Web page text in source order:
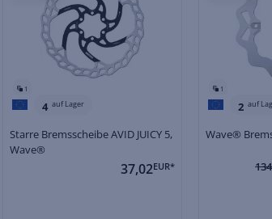
1
4 auf Lager
Starre Bremsscheibe AVID JUICY 5,
Wave®
37,02EUR*
1
2 auf
Wave®